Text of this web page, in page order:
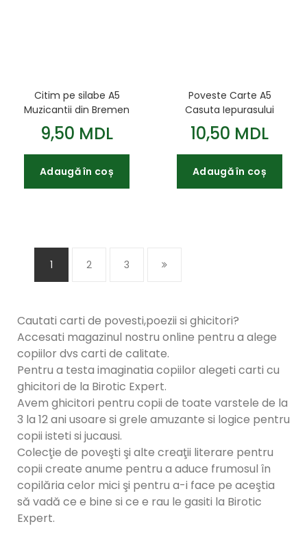
Citim pe silabe A5
Muzicantii din Bremen
9,50 MDL
Adaugă în coș
Poveste Carte A5
Casuta Iepurasului
10,50 MDL
Adaugă în coș
1 2 3
Cautati carti de povesti,poezii si ghicitori?
Accesati magazinul nostru online pentru a alege
copiilor dvs carti de calitate.
Pentru a testa imaginatia copiilor alegeti carti cu
ghicitori de la Birotic Expert.
Avem ghicitori pentru copii de toate varstele de la
3 la 12 ani usoare si grele amuzante si logice pentru
copii isteti si jucausi.
Colecţie de poveşti şi alte creaţii literare pentru
copii create anume pentru a aduce frumosul în
copilăria celor mici şi pentru a-i face pe aceştia
să vadă ce e bine si ce e rau le gasiti la Birotic
Expert.